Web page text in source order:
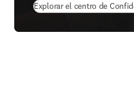
Explorar el centro de